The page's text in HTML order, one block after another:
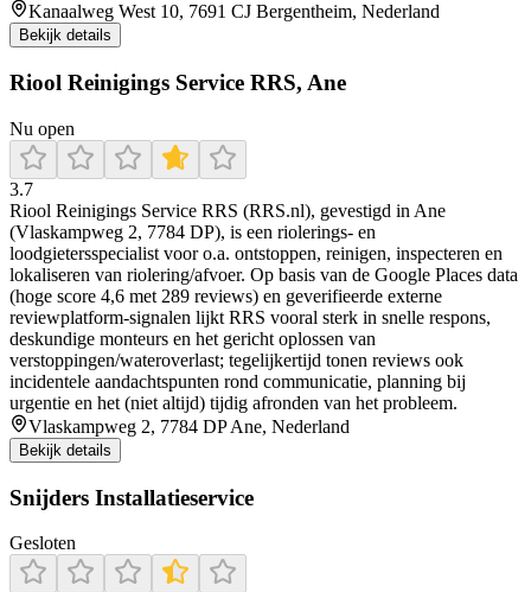
Kanaalweg West 10, 7691 CJ Bergentheim, Nederland
Bekijk details
Riool Reinigings Service RRS, Ane
Nu open
3.7
Riool Reinigings Service RRS (RRS.nl), gevestigd in Ane
(Vlaskampweg 2, 7784 DP), is een riolerings- en
loodgietersspecialist voor o.a. ontstoppen, reinigen, inspecteren en
lokaliseren van riolering/afvoer. Op basis van de Google Places data
(hoge score 4,6 met 289 reviews) en geverifieerde externe
reviewplatform-signalen lijkt RRS vooral sterk in snelle respons,
deskundige monteurs en het gericht oplossen van
verstoppingen/wateroverlast; tegelijkertijd tonen reviews ook
incidentele aandachtspunten rond communicatie, planning bij
urgentie en het (niet altijd) tijdig afronden van het probleem.
Vlaskampweg 2, 7784 DP Ane, Nederland
Bekijk details
Snijders Installatieservice
Gesloten